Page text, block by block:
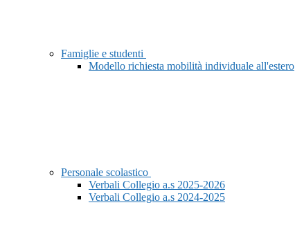
Famiglie e studenti
Modello richiesta mobilità individuale all'estero
Personale scolastico
Verbali Collegio a.s 2025-2026
Verbali Collegio a.s 2024-2025